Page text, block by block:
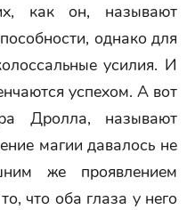
как он, называют
однако для
усилия. И
успехом. А вот
Дролла, называют
магии давалось не
же проявлением
что оба глаза у него